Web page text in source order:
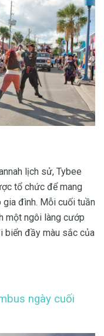
lịch sử, Tybee
tổ chức để mang
gia đình. Mỗi cuối tuần
một ngôi làng cướp
biển đầy màu sắc của
ngày cuối